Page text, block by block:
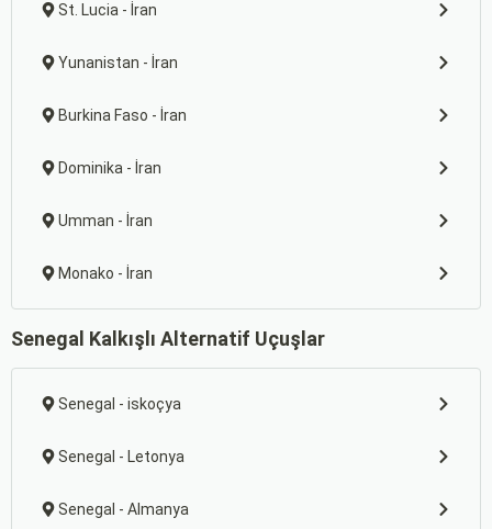
St. Lucia - İran
Yunanistan - İran
Burkina Faso - İran
Dominika - İran
Umman - İran
Monako - İran
Senegal Kalkışlı Alternatif Uçuşlar
Senegal - iskoçya
Senegal - Letonya
Senegal - Almanya